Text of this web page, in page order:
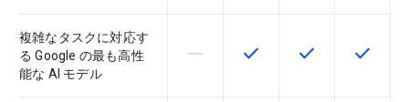
複雑なタスクに対応す
る Google の最も高性
能な AI モデル
この機能は該当の SKU でサポー
horizontal_rule この機能は該当の SKU
check この機能は該当
check この機
check